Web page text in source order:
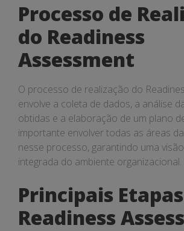
Processo de
do Readiness
Assessment
O processo de realização do
envolve a coleta de dados, a análise
obtidas e a elaboração de um plano
importante envolver todas as áreas
nesse processo, garantindo uma
integrada do ambiente organizacional.
Principais
Readiness